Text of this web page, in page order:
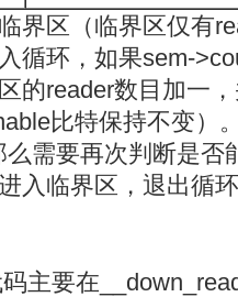
界区（临界区仅有
循环，如果sem-
的reader数目加一
比特保持不变）
么需要再次判断是否
入临界区，退出循
主要在